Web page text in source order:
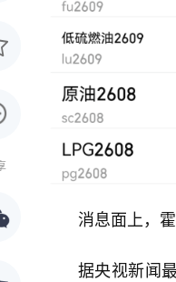
消息面上，
据央视新闻